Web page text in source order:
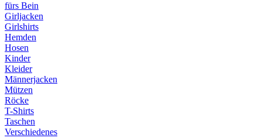
fürs Bein
Girljacken
Girlshirts
Hemden
Hosen
Kinder
Kleider
Männerjacken
Mützen
Röcke
T-Shirts
Taschen
Verschiedenes